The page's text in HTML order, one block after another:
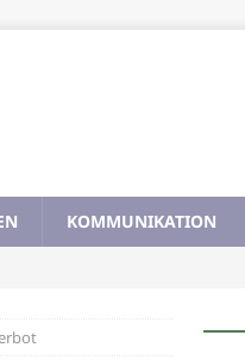
KOMMUNIKATION